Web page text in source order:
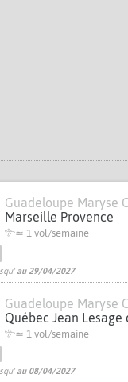
Guadeloupe Maryse
Marseille Provence
≃ 1 vol/semaine
au 29/04/2027
Guadeloupe Maryse
Québec Jean Lesage
≃ 1 vol/semaine
au 08/04/2027